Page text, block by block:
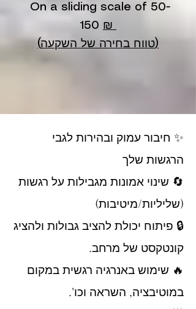
On a sliding scale of 50-
150 ₪
(טווח בחירה של השקעה)
✨ חיבור עמוק ובהירות לגבי
הרגשות שלך
🔄 שינוי אמונות מגבילות על רגשות
(שליליות/מיטיבות)
🔒 פיתוח יכולת להציב גבולות ולהציג
קונטקסט של מרחב.
🔥 שימוש באנרגיה רגשית במקום
במוטיבציה, השראה וכו'.